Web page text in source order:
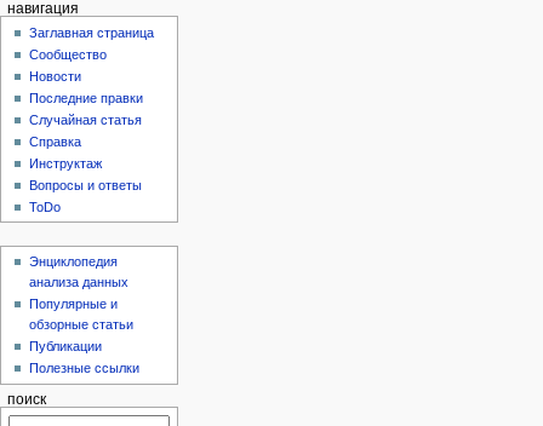
навигация
Заглавная страница
Сообщество
Новости
Последние правки
Случайная статья
Справка
Инструктаж
Вопросы и ответы
ToDo
Энциклопедия
анализа данных
Популярные и
обзорные статьи
Публикации
Полезные ссылки
поиск